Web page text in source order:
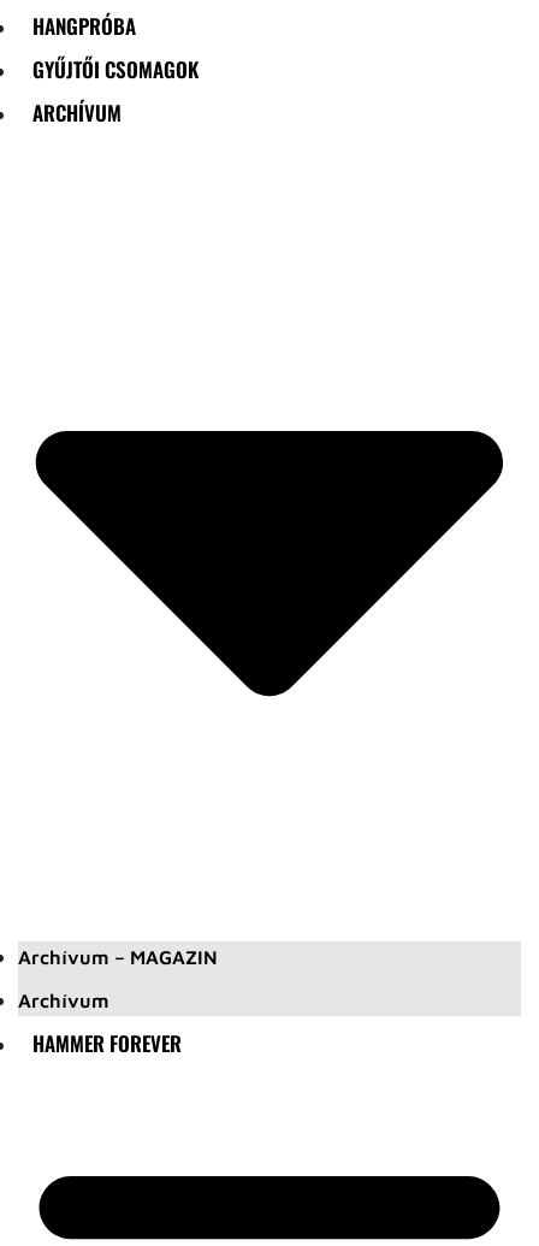
HANGPRÓBA
GYŰJTŐI CSOMAGOK
ARCHÍVUM
Archívum – MAGAZIN
Archívum
HAMMER FOREVER